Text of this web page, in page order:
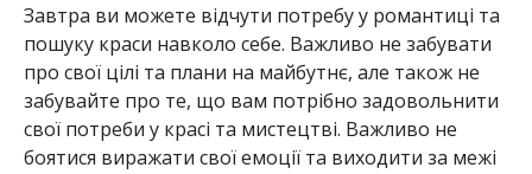
Завтра ви можете відчути потребу у романтиці та
пошуку краси навколо себе. Важливо не забувати
про свої цілі та плани на майбутнє, але також не
забувайте про те, що вам потрібно задовольнити
свої потреби у красі та мистецтві. Важливо не
боятися виражати свої емоції та виходити за межі